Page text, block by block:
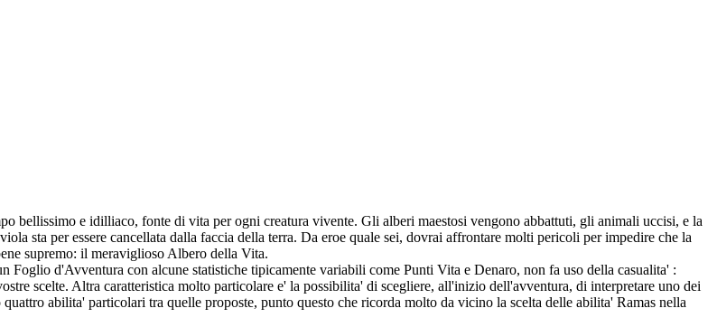
bellissimo e idilliaco, fonte di vita per ogni creatura vivente. Gli alberi maestosi vengono abbattuti, gli animali uccisi, e la
sta per essere cancellata dalla faccia della terra. Da eroe quale sei, dovrai affrontare molti pericoli per impedire che la
supremo: il meraviglioso Albero della Vita.
d'Avventura con alcune statistiche tipicamente variabili come Punti Vita e Denaro, non fa uso della casualita' :
scelte. Altra caratteristica molto particolare e' la possibilita' di scegliere, all'inizio dell'avventura, di interpretare uno dei
abilita' particolari tra quelle proposte, punto questo che ricorda molto da vicino la scelta delle abilita' Ramas nella